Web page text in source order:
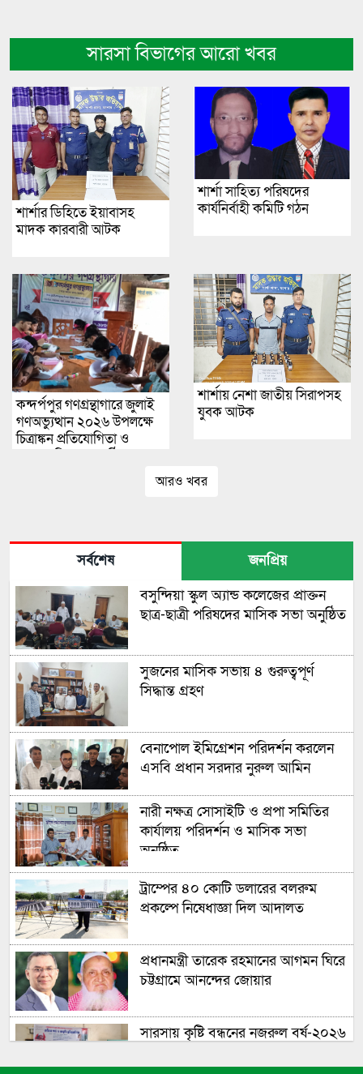
সারসা বিভাগের আরো খবর
শার্শার ডিহিতে ইয়াবাসহ
মাদক কারবারী আটক
শার্শা সাহিত্য পরিষদের
কার্যনির্বাহী কমিটি গঠন
কন্দর্পপুর গণগ্রন্থাগারে জুলাই
গণঅভ্যুত্থান ২০২৬ উপলক্ষে
চিত্রাঙ্কন প্রতিযোগিতা ও
শার্শায় নেশা জাতীয় সিরাপসহ
যুবক আটক
আরও খবর
সর্বশেষ জনপ্রিয়
বসুন্দিয়া স্কুল অ্যান্ড কলেজের প্রাক্তন
ছাত্র-ছাত্রী পরিষদের মাসিক সভা অনুষ্ঠিত
সুজনের মাসিক সভায় ৪ গুরুত্বপূর্ণ
সিদ্ধান্ত গ্রহণ
বেনাপোল ইমিগ্রেশন পরিদর্শন করলেন
এসবি প্রধান সরদার নুরুল আমিন
নারী নক্ষত্র সোসাইটি ও প্রপা সমিতির
কার্যালয় পরিদর্শন ও মাসিক সভা
অনুষ্ঠিত
ট্রাম্পের ৪০ কোটি ডলারের বলরুম
প্রকল্পে নিষেধাজ্ঞা দিল আদালত
প্রধানমন্ত্রী তারেক রহমানের আগমন ঘিরে
চট্টগ্রামে আনন্দের জোয়ার
সারসায় কৃষ্টি বন্ধনের নজরুল বর্ষ-২০২৬